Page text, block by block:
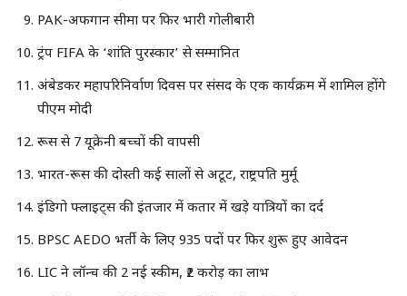
PAK-अफगान सीमा पर फिर भारी गोलीबारी
ट्रंप FIFA के ‘शांति पुरस्कार’ से सम्मानित
अंबेडकर महापरिनिर्वाण दिवस पर संसद के एक कार्यक्रम में शामिल होंगे
पीएम मोदी
रूस से 7 यूक्रेनी बच्चों की वापसी
भारत-रूस की दोस्ती कई सालों से अटूट, राष्ट्रपति मुर्मू
इंडिगो फ्लाइट्स की इंतजार में कतार में खड़े यात्रियों का दर्द
BPSC AEDO भर्ती के लिए 935 पदों पर फिर शुरू हुए आवेदन
LIC ने लॉन्‍च की 2 नई स्‍कीम, ₹2 करोड़ का लाभ